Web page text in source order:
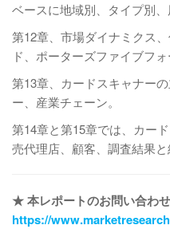
ベースに地域別、タイプ別、
第12章、市場ダイナミクス
ド、ポーターズファイブフォ
第13章、カードスキャナー
ー、産業チェーン。
第14章と第15章では、カー
売代理店、顧客、調査結果と
★ 本レポートのお問い合わ
https://